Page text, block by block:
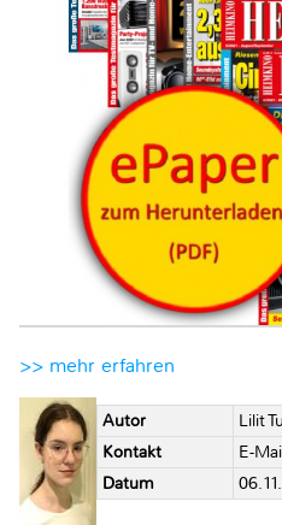
>> mehr erfahren
Autor
Lilit
Kontakt
E-
Datum